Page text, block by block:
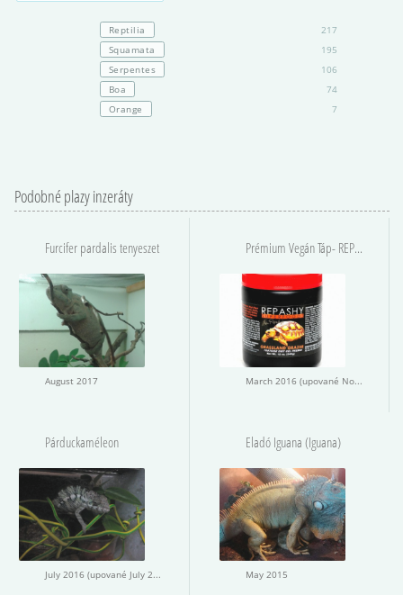
Reptilia
217
Squamata
195
Serpentes
106
Boa
74
Orange
7
Podobné plazy inzeráty
Furcifer pardalis tenyeszet
August 2017
Prémium Vegán Táp- REPASHY.hu
March 2016 (upované November 2016)
Párduckaméleon
July 2016 (upované July 2016)
Eladó Iguana (Iguana)
May 2015